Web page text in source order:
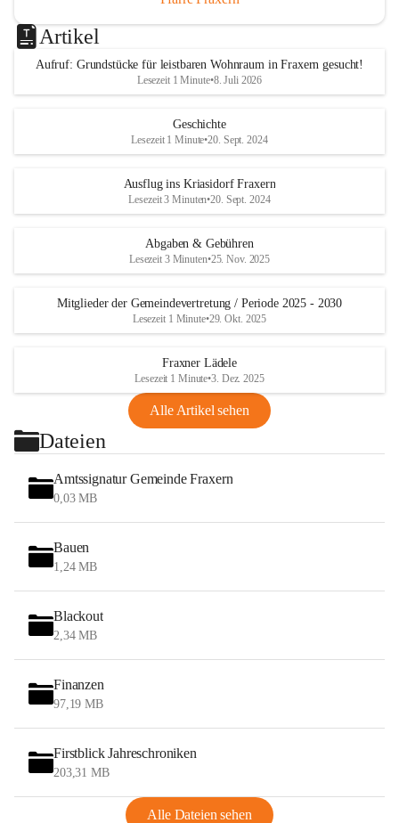
Artikel
Aufruf: Grundstücke für leistbaren Wohnraum in Fraxern gesucht!
Lesezeit 1 Minute•8. Juli 2026
Geschichte
Lesezeit 1 Minute•20. Sept. 2024
Ausflug ins Kriasidorf Fraxern
Lesezeit 3 Minuten•20. Sept. 2024
Abgaben & Gebühren
Lesezeit 3 Minuten•25. Nov. 2025
Mitglieder der Gemeindevertretung / Periode 2025 - 2030
Lesezeit 1 Minute•29. Okt. 2025
Fraxner Lädele
Lesezeit 1 Minute•3. Dez. 2025
Alle Artikel sehen
Dateien
Amtssignatur Gemeinde Fraxern
0,03 MB
Bauen
1,24 MB
Blackout
2,34 MB
Finanzen
97,19 MB
Firstblick Jahreschroniken
203,31 MB
Alle Dateien sehen